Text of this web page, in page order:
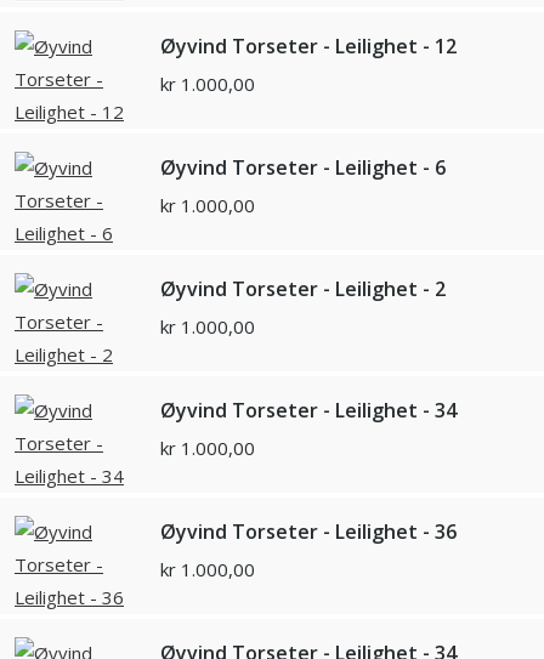
Øyvind Torseter - Leilighet - 12
kr 1.000,00
Øyvind Torseter - Leilighet - 6
kr 1.000,00
Øyvind Torseter - Leilighet - 2
kr 1.000,00
Øyvind Torseter - Leilighet - 34
kr 1.000,00
Øyvind Torseter - Leilighet - 36
kr 1.000,00
Øyvind Torseter - Leilighet - 34